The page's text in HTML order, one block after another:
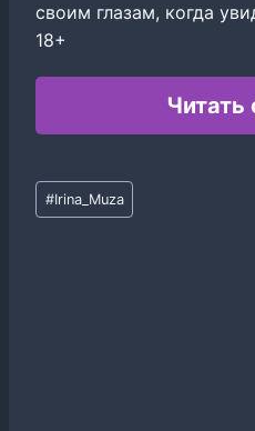
своим глазам, когда
18+
Читать
Метки
записи:
#Irina_Muza